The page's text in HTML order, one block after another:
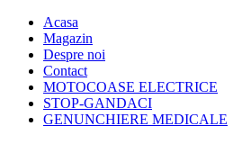
Acasa
Magazin
Despre noi
Contact
MOTOCOASE ELECTRICE
STOP-GANDACI
GENUNCHIERE MEDICALE